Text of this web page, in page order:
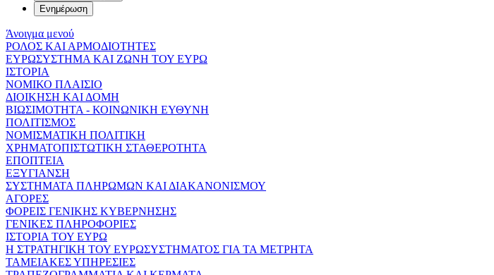
Ενημέρωση
Άνοιγμα μενού
ΡΟΛΟΣ ΚΑΙ ΑΡΜΟΔΙΟΤΗΤΕΣ
ΕΥΡΩΣΥΣΤΗΜΑ ΚΑΙ ΖΩΝΗ ΤΟΥ ΕΥΡΩ
ΙΣΤΟΡΙΑ
ΝΟΜΙΚΟ ΠΛΑΙΣΙΟ
ΔΙΟΙΚΗΣΗ ΚΑΙ ΔΟΜΗ
ΒΙΩΣΙΜΟΤΗΤΑ - ΚΟΙΝΩΝΙΚΗ ΕΥΘΥΝΗ
ΠΟΛΙΤΙΣΜΟΣ
ΝΟΜΙΣΜΑΤΙΚΗ ΠΟΛΙΤΙΚΗ
ΧΡΗΜΑΤΟΠΙΣΤΩΤΙΚΗ ΣΤΑΘΕΡΟΤΗΤΑ
ΕΠΟΠΤΕΙΑ
ΕΞΥΓΙΑΝΣΗ
ΣΥΣΤΗΜΑΤΑ ΠΛΗΡΩΜΩΝ ΚΑΙ ΔΙΑΚΑΝΟΝΙΣΜΟΥ
ΑΓΟΡΕΣ
ΦΟΡΕΙΣ ΓΕΝΙΚΗΣ ΚΥΒΕΡΝΗΣΗΣ
ΓΕΝΙΚΕΣ ΠΛΗΡΟΦΟΡΙΕΣ
ΙΣΤΟΡΙΑ ΤΟΥ ΕΥΡΩ
Η ΣΤΡΑΤΗΓΙΚΗ ΤΟΥ ΕΥΡΩΣΥΣΤΗΜΑΤΟΣ ΓΙΑ ΤΑ ΜΕΤΡΗΤΑ
ΤΑΜΕΙΑΚΕΣ ΥΠΗΡΕΣΙΕΣ